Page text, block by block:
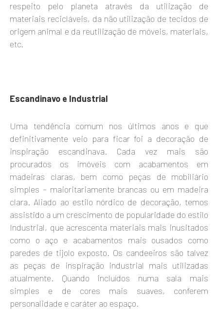
respeito pelo planeta através da utilização de
materiais recicláveis, da não utilização de tecidos de
origem animal e da reutilização de móveis, materiais,
etc.
Escandinavo e Industrial
Uma tendência comum nos últimos anos e que
definitivamente veio para ficar foi a decoração de
inspiração escandinava. Cada vez mais são
procurados os imóveis com acabamentos em
madeiras claras, bem como peças de mobiliário
simples – maioritariamente brancas ou em madeira
clara. Aliado ao estilo nórdico de decoração, temos
assistido a um crescimento de popularidade do estilo
Industrial, que acrescenta materiais mais inusitados
como o aço e acabamentos mais ousados como
paredes de tijolo exposto. Os candeeiros são talvez
as peças de inspiração industrial mais utilizadas
atualmente. Quando incluídos numa sala mais
simples e de cores mais suaves, conferem
personalidade e caráter ao espaço.